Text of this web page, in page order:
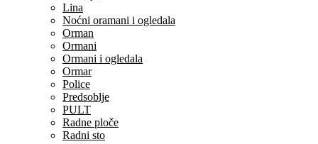
Lina
Noćni oramani i ogledala
Orman
Ormani
Ormani i ogledala
Ormar
Police
Predsoblje
PULT
Radne ploče
Radni sto